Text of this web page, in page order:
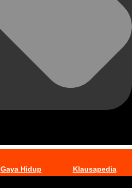
Gaya Hidup Klausapedia